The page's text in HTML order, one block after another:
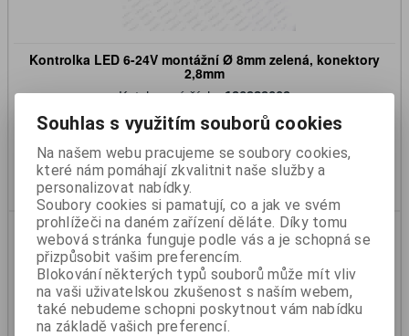
Kontrolka LED 6-24V montážní Ø 8mm zelená, konektory
2,8mm
Katalogové číslo:190939009
Skladem:
Ano
143 Kč
118 Kč (bez DPH)
Koupit
Souhlas s využitím souborů cookies
Na našem webu pracujeme se soubory cookies,
které nám pomáhají zkvalitnit naše služby a
personalizovat nabídky.
Soubory cookies si pamatují, co a jak ve svém
prohlížeči na daném zařízení děláte. Díky tomu
webová stránka funguje podle vás a je schopná se
přizpůsobit vašim preferencím.
Blokování některých typů souborů může mít vliv
na vaši uživatelskou zkušenost s naším webem,
také nebudeme schopni poskytnout vám nabídku
na základě vašich preferencí.